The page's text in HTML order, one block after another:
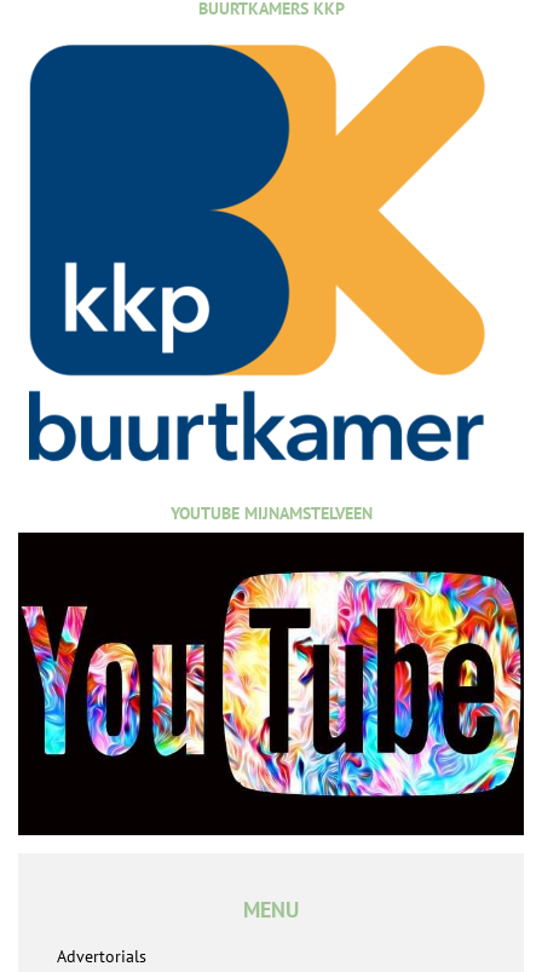
BUURTKAMERS KKP
YOUTUBE MIJNAMSTELVEEN
MENU
Advertorials